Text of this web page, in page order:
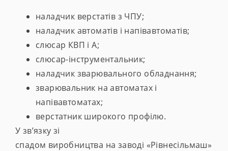
наладчик верстатів з ЧПУ;
наладчик автоматів і напівавтоматів;
слюсар КВП і А;
слюсар-інструментальник;
наладчик зварювального обладнання;
зварювальник на автоматах і
напівавтоматах;
верстатник широкого профілю.
У зв’язку зі
спадом виробництва на заводі «Рівнесільмаш»